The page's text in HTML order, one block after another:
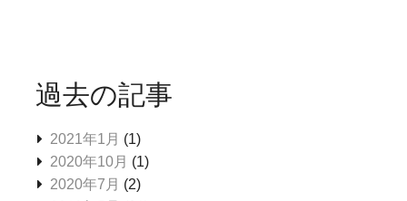
過去の記事
2021年1月 (1)
2020年10月 (1)
2020年7月 (2)